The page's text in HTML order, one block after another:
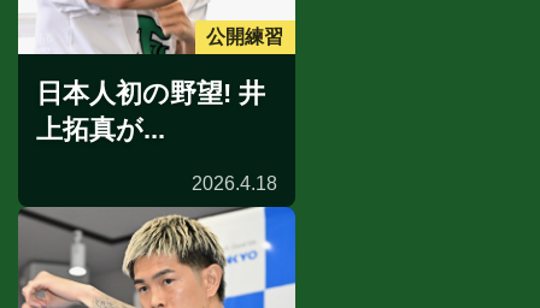
公開練習
日本人初の野望! 井
上拓真が...
2026.4.18